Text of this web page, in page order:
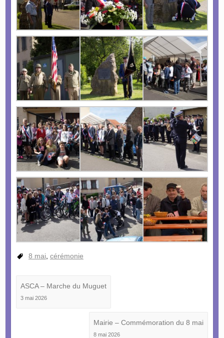
8 mai cérémonie
ASCA – Marche du Muguet
3 mai 2026
Mairie – Commémoration du 8 mai
8 mai 2026